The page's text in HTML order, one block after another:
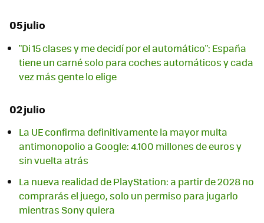
05 julio
"Di 15 clases y me decidí por el automático": España
tiene un carné solo para coches automáticos y cada
vez más gente lo elige
02 julio
La UE confirma definitivamente la mayor multa
antimonopolio a Google: 4.100 millones de euros y
sin vuelta atrás
La nueva realidad de PlayStation: a partir de 2028 no
comprarás el juego, solo un permiso para jugarlo
mientras Sony quiera